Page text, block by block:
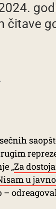
čitave
„Za
u